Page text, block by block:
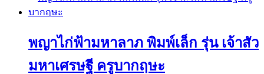
พญาไก่ฟ้ามหาลาภ พิมพ์เล็ก รุ่น เจ้าสัว
มหาเศรษฐี ครูบากฤษะ